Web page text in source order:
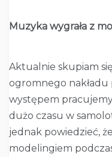
Muzyka wygrała z
Aktualnie skupiam
ogromnego nakładu
występem
dużo czasu w
jednak powiedzieć,
modelingiem